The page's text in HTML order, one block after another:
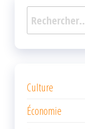
Rechercher :
Culture
Économie